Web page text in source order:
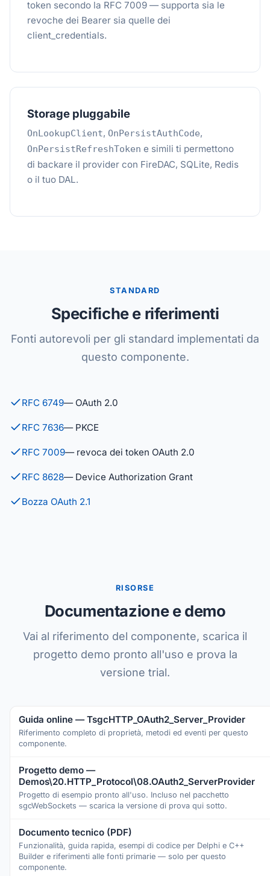
token secondo la RFC 7009 — supporta sia le
revoche dei Bearer sia quelle dei
client_credentials.
Storage pluggabile
OnLookupClient, OnPersistAuthCode,
OnPersistRefreshToken e simili ti permettono
di backare il provider con FireDAC, SQLite, Redis
o il tuo DAL.
STANDARD
Specifiche e riferimenti
Fonti autorevoli per gli standard implementati da
questo componente.
RFC 6749— OAuth 2.0
RFC 7636— PKCE
RFC 7009— revoca dei token OAuth 2.0
RFC 8628— Device Authorization Grant
Bozza OAuth 2.1
RISORSE
Documentazione e demo
Vai al riferimento del componente, scarica il
progetto demo pronto all'uso e prova la
versione trial.
Guida online — TsgcHTTP_OAuth2_Server_Provider
Riferimento completo di proprietà, metodi ed eventi per questo
componente.
Progetto demo —
Demos\20.HTTP_Protocol\08.OAuth2_ServerProvider
Progetto di esempio pronto all'uso. Incluso nel pacchetto
sgcWebSockets — scarica la versione di prova qui sotto.
Documento tecnico (PDF)
Funzionalità, guida rapida, esempi di codice per Delphi e C++
Builder e riferimenti alle fonti primarie — solo per questo
componente.